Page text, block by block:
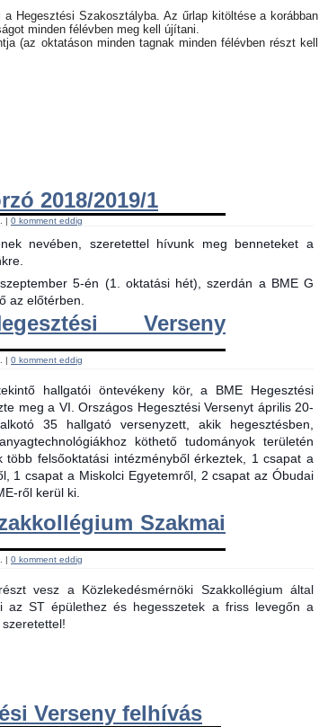
a Hegesztési Szakosztályba. Az űrlap kitöltése a korábban
minden félévben meg kell újítani.
(az oktatáson minden tagnak minden félévben részt kell
2018/2019/1
| 0 komment eddig
nevében, szeretettel hívunk meg benneteket a
5-én (1. oktatási hét), szerdán a BME G
az előtérben.
Verseny
| 0 komment eddig
hallgatói öntevékeny kör, a BME Hegesztési
meg a VI. Országos Hegesztési Versenyt április 20-
35 hallgató versenyzett, akik hegesztésben,
köthető tudományok területén
több felsőoktatási intézményből érkeztek, 1 csapat a
1 csapat a Miskolci Egyetemről, 2 csapat az Óbudai
ről kerül ki.
Szakmai
| 0 komment eddig
vesz a Közlekedésmérnöki Szakkollégium által
az ST épülethez és hegesszetek a friss levegőn a
Verseny felhívás